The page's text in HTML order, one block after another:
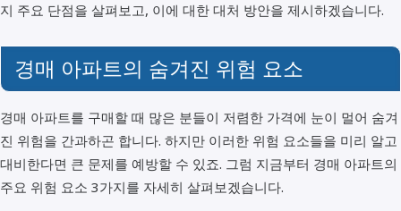
지 주요 단점을 살펴보고, 이에 대한 대처 방안을 제시하겠습니다.
경매 아파트의 숨겨진 위험 요소
경매 아파트를 구매할 때 많은 분들이 저렴한 가격에 눈이 멀어 숨겨
진 위험을 간과하곤 합니다. 하지만 이러한 위험 요소들을 미리 알고
대비한다면 큰 문제를 예방할 수 있죠. 그럼 지금부터 경매 아파트의
주요 위험 요소 3가지를 자세히 살펴보겠습니다.